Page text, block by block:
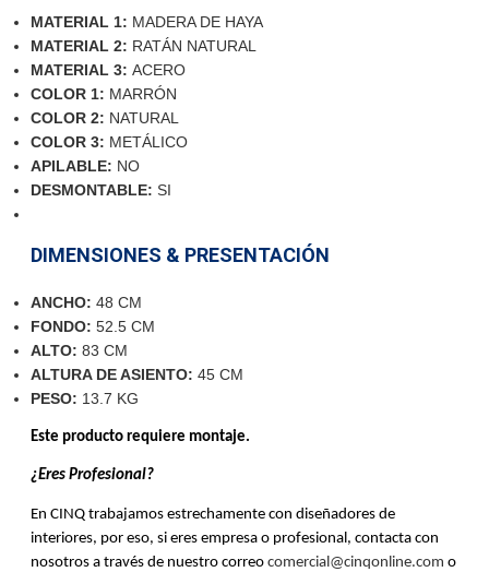
MATERIAL 1: MADERA DE HAYA
MATERIAL 2: RATÁN NATURAL
MATERIAL 3:ACERO
COLOR 1: MARRÓN
COLOR 2: NATURAL
COLOR 3: METÁLICO
APILABLE: NO
DESMONTABLE:SI
DIMENSIONES & PRESENTACIÓN
ANCHO:48 CM
FONDO:52.5 CM
ALTO:83 CM
ALTURA DE ASIENTO: 45 CM
PESO: 13.7 KG
Este producto requiere montaje.
¿Eres Profesional?
En CINQ trabajamos estrechamente con diseñadores de
interiores, por eso, si eres empresa o profesional, contacta con
nosotros a través de nuestro correocomercial@cinqonline.com o